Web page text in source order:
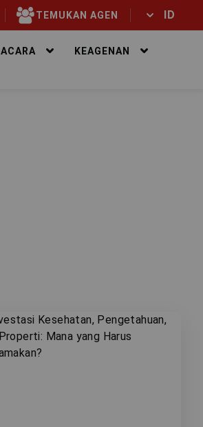
TEMUKAN AGEN ID
ACARA KEAGENAN
ID EN